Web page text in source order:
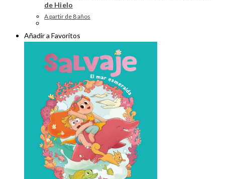
de Hielo
A partir de 8 años
Añadir a Favoritos